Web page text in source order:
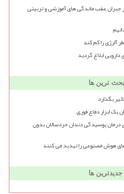
جبران عقب ماندگی های آموزشی و تربیتی
آلرژی را کم کند
ابلاغ گردید
ترین ها
بگذارد
یک ابزار دفاع فوری
درمان پوسیدگی دندان خردسالان بدون
جدیدترین ها